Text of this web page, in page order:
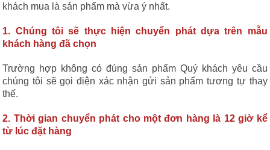
khách mua là sản phẩm mà vừa ý nhất.
1. Chúng tôi sẽ thực hiện chuyển phát dựa trên mẫu
khách hàng đã chọn
Trường hợp không có đúng sản phẩm Quý khách yêu cầu
chúng tôi sẽ gọi điện xác nhận gửi sản phẩm tương tự thay
thế.
2. Thời gian chuyển phát cho một đơn hàng là 12 giờ kể
từ lúc đặt hàng